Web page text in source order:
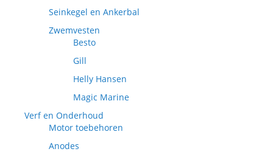
Seinkegel en Ankerbal
Zwemvesten
Besto
Gill
Helly Hansen
Magic Marine
Verf en Onderhoud
Motor toebehoren
Anodes